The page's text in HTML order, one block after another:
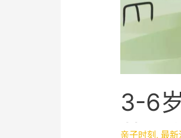
3-6
亲子时刻,最新